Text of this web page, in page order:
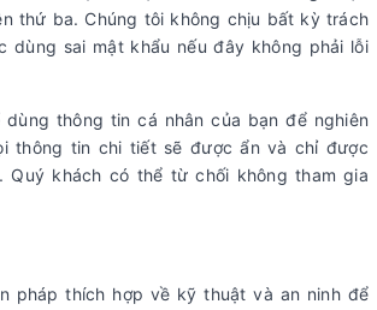
thứ ba. Chúng tôi không chịu bất kỳ trách
dùng sai mật khẩu nếu đây không phải lỗi
thông tin cá nhân của bạn để nghiên
thông tin chi tiết sẽ được ẩn và chỉ được
Quý khách có thể từ chối không tham gia
pháp thích hợp về kỹ thuật và an ninh để